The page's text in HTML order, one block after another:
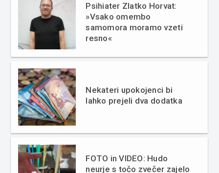
Psihiater Zlatko Horvat:
»Vsako omembo
samomora moramo vzeti
resno«
Nekateri upokojenci bi
lahko prejeli dva dodatka
FOTO in VIDEO: Hudo
neurje s točo zvečer zajelo